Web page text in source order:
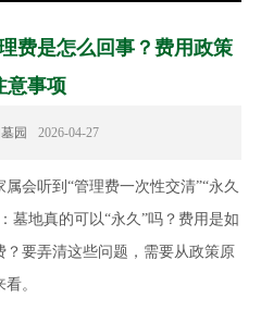
费是怎么回事？费用政策
意事项
园 2026-04-27
会听到“管理费一次性交清”“永久
墓地真的可以“永久”吗？费用是如
要弄清这些问题，需要从政策原
。